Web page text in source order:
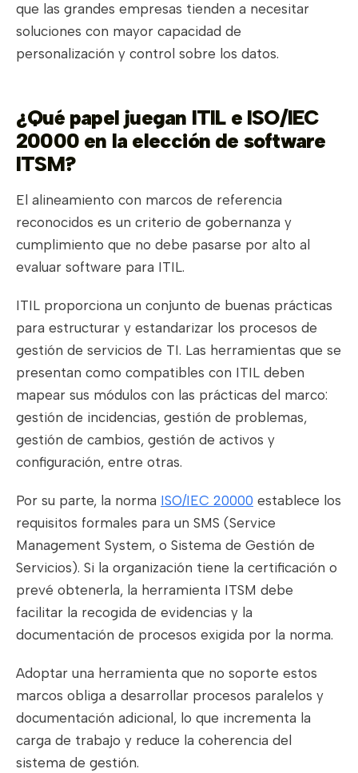
que las grandes empresas tienden a necesitar
soluciones con mayor capacidad de
personalización y control sobre los datos.
¿Qué papel juegan ITIL e ISO/IEC
20000 en la elección de software
ITSM?
El alineamiento con marcos de referencia
reconocidos es un criterio de gobernanza y
cumplimiento que no debe pasarse por alto al
evaluar software para ITIL.
ITIL proporciona un conjunto de buenas prácticas
para estructurar y estandarizar los procesos de
gestión de servicios de TI. Las herramientas que se
presentan como compatibles con ITIL deben
mapear sus módulos con las prácticas del marco:
gestión de incidencias, gestión de problemas,
gestión de cambios, gestión de activos y
configuración, entre otras.
Por su parte, la norma ISO/IEC 20000 establece los
requisitos formales para un SMS (Service
Management System, o Sistema de Gestión de
Servicios). Si la organización tiene la certificación o
prevé obtenerla, la herramienta ITSM debe
facilitar la recogida de evidencias y la
documentación de procesos exigida por la norma.
Adoptar una herramienta que no soporte estos
marcos obliga a desarrollar procesos paralelos y
documentación adicional, lo que incrementa la
carga de trabajo y reduce la coherencia del
sistema de gestión.